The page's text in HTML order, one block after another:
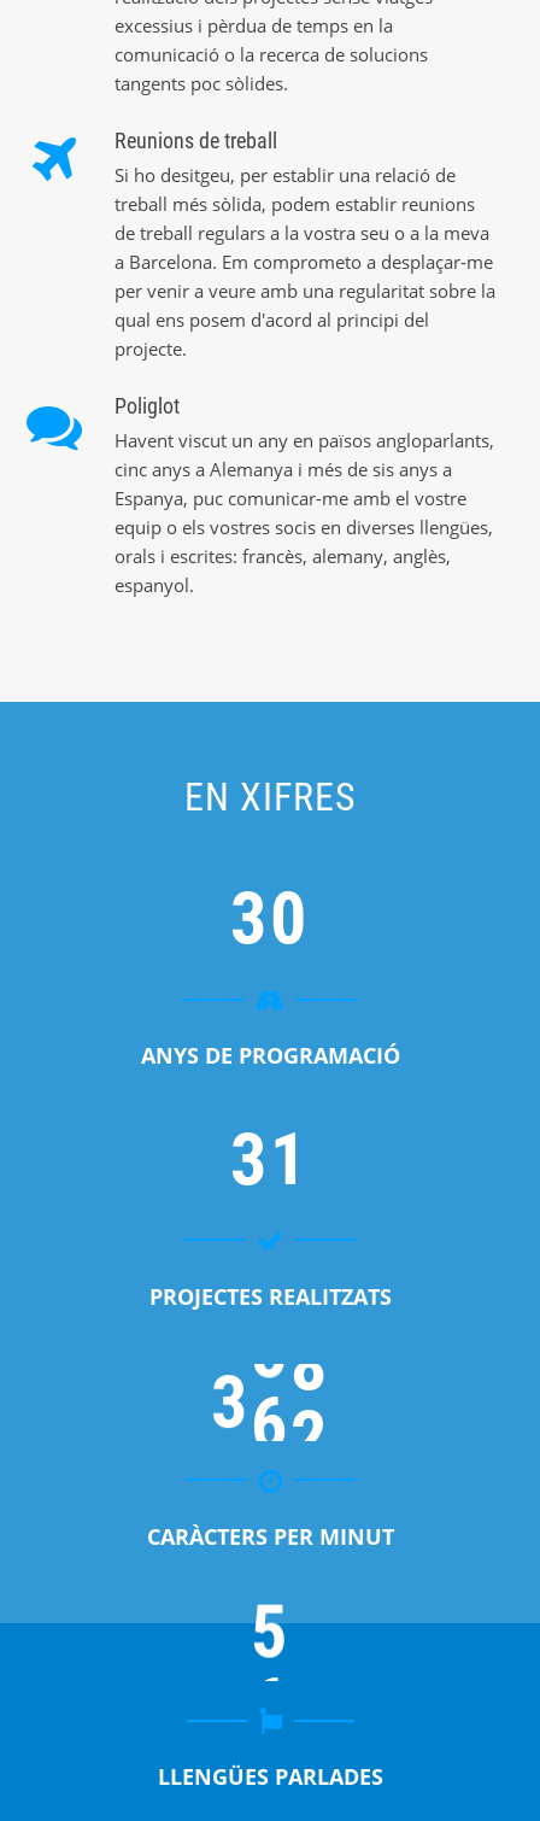
excessius i pèrdua de temps en la
comunicació o la recerca de solucions
tangents poc sòlides.
Reunions de treball
Si ho desitgeu, per establir una relació de
treball més sòlida, podem establir reunions
de treball regulars a la vostra seu o a la meva
a Barcelona. Em comprometo a desplaçar-me
per venir a veure amb una regularitat sobre la
qual ens posem d'acord al principi del
projecte.
Poliglot
Havent viscut un any en països angloparlants,
cinc anys a Alemanya i més de sis anys a
Espanya, puc comunicar-me amb el vostre
equip o els vostres socis en diverses llengües,
orals i escrites: francès, alemany, anglès,
espanyol.
EN XIFRES
30
ANYS DE PROGRAMACIÓ
31
PROJECTES REALITZATS
362
CARÀCTERS PER MINUT
5
LLENGÜES PARLADES